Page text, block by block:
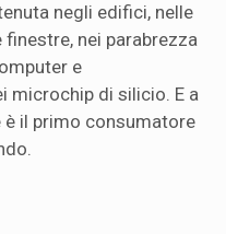
negli edifici, nelle
nei parabrezza
e
microchip di silicio. E a
è il primo consumatore